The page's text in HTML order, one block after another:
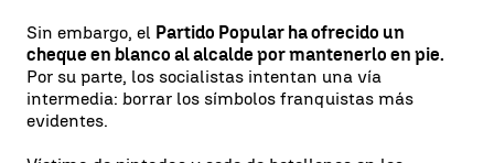
Sin embargo, el Partido Popular ha ofrecido un
cheque en blanco al alcalde por mantenerlo en pie.
Por su parte, los socialistas intentan una vía
intermedia: borrar los símbolos franquistas más
evidentes.